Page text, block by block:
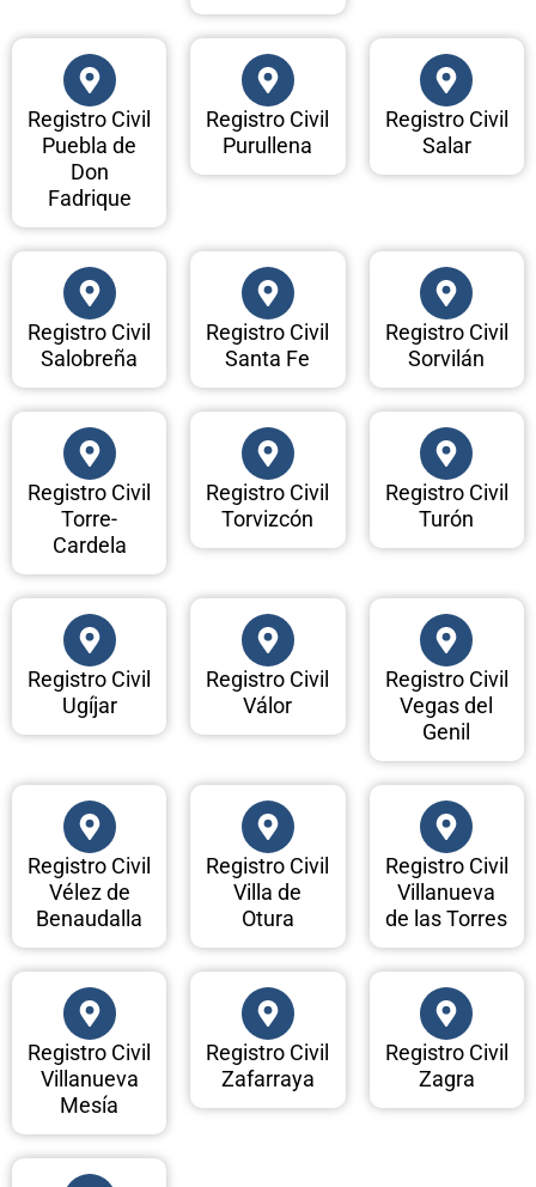
Registro Civil
Puebla de
Don
Fadrique
Registro Civil
Purullena
Registro Civil
Salar
Registro Civil
Salobreña
Registro Civil
Santa Fe
Registro Civil
Sorvilán
Registro Civil
Torre-
Cardela
Registro Civil
Torvizcón
Registro Civil
Turón
Registro Civil
Ugíjar
Registro Civil
Válor
Registro Civil
Vegas del
Genil
Registro Civil
Vélez de
Benaudalla
Registro Civil
Villa de
Otura
Registro Civil
Villanueva
de las Torres
Registro Civil
Villanueva
Mesía
Registro Civil
Zafarraya
Registro Civil
Zagra